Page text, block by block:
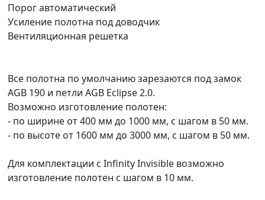
Порог автоматический
Усиление полотна под доводчик
Вентиляционная решетка
Все полотна по умолчанию зарезаются под замок
AGB 190 и петли AGB Eclipse 2.0.
Возможно изготовление полотен:
- по ширине от 400 мм до 1000 мм, с шагом в 50 мм.
- по высоте от 1600 мм до 3000 мм, с шагом в 50 мм.
Для комплектации с Infinity Invisible возможно
изготовление полотен с шагом в 10 мм.